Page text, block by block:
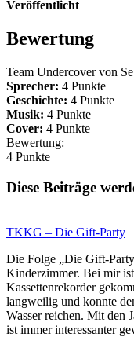
Veröffentlicht
Bewertung
Team Undercover von
Sprecher: 4 Punkte
Geschichte: 4 Punkte
Musik: 4 Punkte
Cover: 4 Punkte
Bewertung:
4 Punkte
Diese Beiträge
TKKG – Die Gift-Party
Die Folge „Die Gift-
Kinderzimmer. Bei mir
Kassettenrekorder
langweilig und konnte
Wasser reichen. Mit den
ist immer interessanter